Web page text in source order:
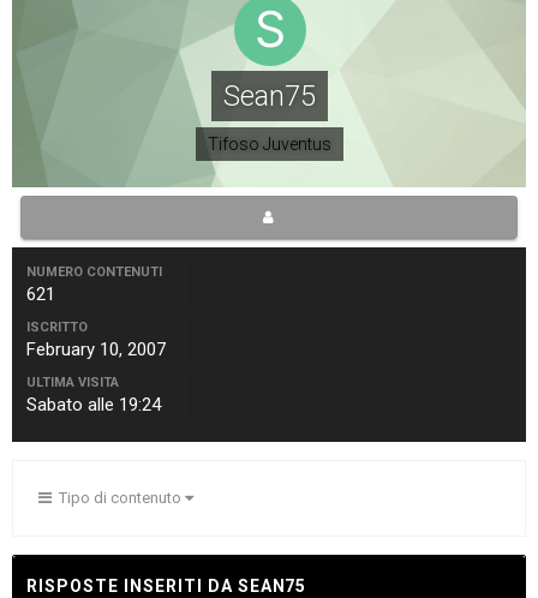
Sean75
Tifoso Juventus
NUMERO CONTENUTI
621
ISCRITTO
February 10, 2007
ULTIMA VISITA
Sabato alle 19:24
Tipo di contenuto
RISPOSTE INSERITI DA SEAN75